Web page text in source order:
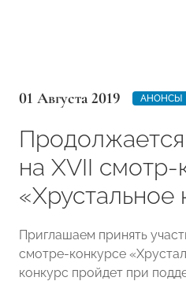
01 Августа 2019 АНОНСЫ
на XVII смотр-
«Хрустальное
Приглашаем принять
смотре-конкурсе
конкурс пройдет при